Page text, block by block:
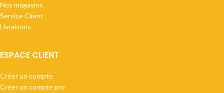
Nos magasins
Service Client
Livraisons
ESPACE CLIENT
Créer un compte
Créer un compte pro